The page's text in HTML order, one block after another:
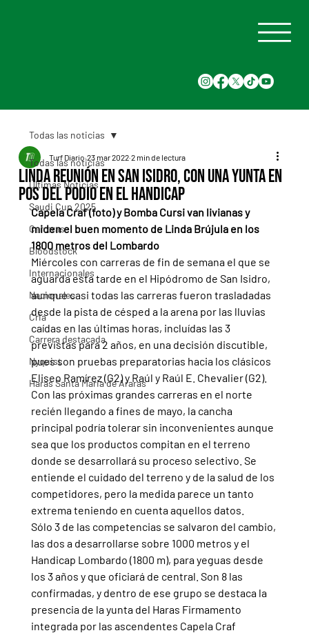
Todas las noticias
Últimas Noticias
Saudi Cup 2025
Carreras
Bloodstock
Internacionales
Nacionales
Cria
Carrera destacada
Nyquist
Haras Santa Maria de Araras
Todas las noticias
Linda reunión en San Isidro, con una yunta en
pos del podio en el handicap
Turf Diario 23 mar 2022 2 min de lectura
Capela Craf (foto) y Bomba Cursi van livianas y
miden el buen momento de Linda Brújula en los
1800 metros del Lombardo
Miércoles con carreras de fin de semana el que se
aguarda esta tarde en el Hipódromo de San Isidro,
aunque casi todas las carreras fueron trasladadas
desde la pista de césped a la arena por las lluvias
caídas en las últimas horas, incluídas las 3
previstas para 2 años, en una decisión discutible,
pues son pruebas preparatorias hacia los clásicos
Eliseo Ramírez (G2) y Raúl y Raúl E. Chevalier (G2).
Con las próximas grandes carreras en el norte
recién llegando a fines de mayo, la cancha
principal podría tolerar sin inconvenientes aunque
sea que los productos compitan en el terreno
donde se desarrollará su proceso selectivo. Se
entiende el cuidado del terreno y de la salud de los
competidores, pero la medida parece un tanto
extrema teniendo en cuenta aquellos datos.
Sólo 3 de las competencias se salvaron del cambio,
las dos a desarrollarse sobre 1000 metros y el
Handicap Lombardo (1800 m), para yeguas desde
los 3 años y que oficiará de central. Son 8 las
confirmadas, y dentro de ese grupo se destaca la
presencia de la yunta del Haras Firmamento
integrada por las ascendentes Capela Craf